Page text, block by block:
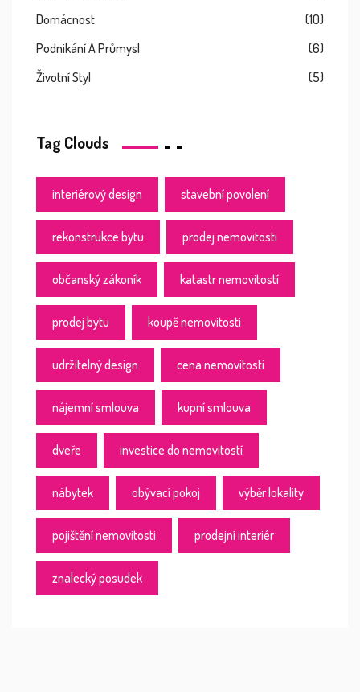
Domácnost
(10)
Podnikání A Průmysl
(6)
Životní Styl
(5)
Tag Clouds
interiérový design stavební povolení
rekonstrukce bytu prodej nemovitosti
občanský zákoník katastr nemovitostí
prodej bytu koupě nemovitosti
udržitelný design cena nemovitosti
nájemní smlouva kupní smlouva
dveře investice do nemovitostí
nábytek obývací pokoj výběr lokality
pojištění nemovitosti prodejní interiér
znalecký posudek